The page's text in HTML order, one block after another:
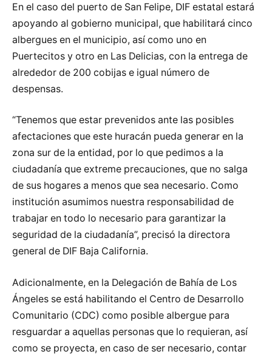
En el caso del puerto de San Felipe, DIF estatal estará
apoyando al gobierno municipal, que habilitará cinco
albergues en el municipio, así como uno en
Puertecitos y otro en Las Delicias, con la entrega de
alrededor de 200 cobijas e igual número de
despensas.
“Tenemos que estar prevenidos ante las posibles
afectaciones que este huracán pueda generar en la
zona sur de la entidad, por lo que pedimos a la
ciudadanía que extreme precauciones, que no salga
de sus hogares a menos que sea necesario. Como
institución asumimos nuestra responsabilidad de
trabajar en todo lo necesario para garantizar la
seguridad de la ciudadanía”, precisó la directora
general de DIF Baja California.
Adicionalmente, en la Delegación de Bahía de Los
Ángeles se está habilitando el Centro de Desarrollo
Comunitario (CDC) como posible albergue para
resguardar a aquellas personas que lo requieran, así
como se proyecta, en caso de ser necesario, contar